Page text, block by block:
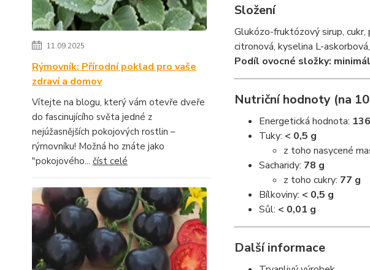
11.09.2025
Rýmovník: Přírodní poklad pro vaše
zdraví a domov
Vítejte na blogu, který vám otevře dveře
do fascinujícího světa jedné z
nejúžasnějších pokojových rostlin –
rýmovníku! Možná ho znáte jako
"pokojového... číst celé
Složení
Glukózo-fruktózový sirup,
citronová, kyselina L-
Podíl ovocné složky:
Nutriční hodnoty (na
Energetická hodnota:
Tuky: < 0,5 g
z toho nasycené
Sacharidy: 78 g
z toho cukry: 77 g
Bílkoviny: < 0,5 g
Sůl: < 0,01 g
Další informace